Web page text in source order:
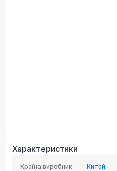
Характеристики
Країна виробник Китай